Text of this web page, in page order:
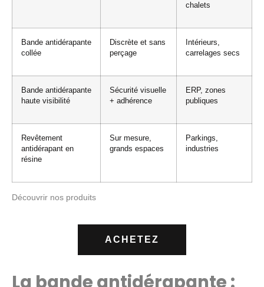
chalets
Bande antidérapante
collée
Discrète et sans
perçage
Intérieurs,
carrelages secs
Bande antidérapante
haute visibilité
Sécurité visuelle
+ adhérence
ERP, zones
publiques
Revêtement
antidérapant en
résine
Sur mesure,
grands espaces
Parkings,
industries
Découvrir nos produits
ACHETEZ
La bande antidérapante :